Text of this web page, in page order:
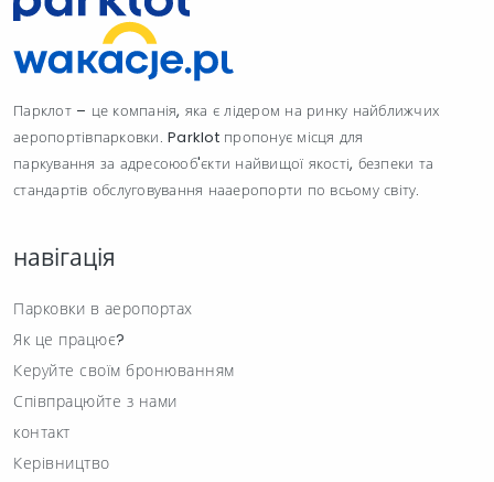
Парклот – це компанія, яка є лідером на ринку найближчих
аеропортівпарковки. Parklot пропонує місця для
паркування за адресоюоб'єкти найвищої якості, безпеки та
стандартів обслуговування нааеропорти по всьому світу.
навігація
Парковки в аеропортах
Як це працює?
Керуйте своїм бронюванням
Співпрацюйте з нами
контакт
Керівництво